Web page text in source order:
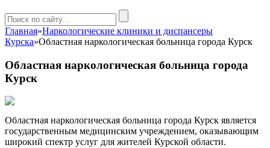
Главная»Наркологические клиники и диспансеры
Курска»Областная наркологическая больница города Курск
Областная наркологическая больница города
Курск
Областная наркологическая больница города Курск является
государственным медицинским учреждением, оказывающим
широкий спектр услуг для жителей Курской области.